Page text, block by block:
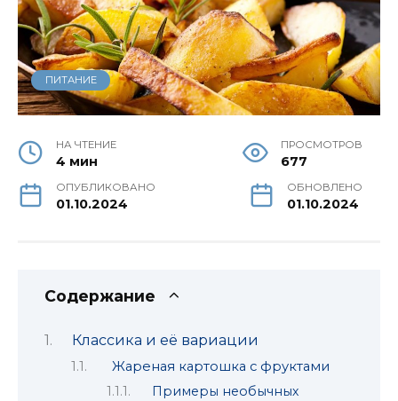
ПИТАНИЕ
НА ЧТЕНИЕ
4 мин
ПРОСМОТРОВ
677
ОПУБЛИКОВАНО
01.10.2024
ОБНОВЛЕНО
01.10.2024
Содержание
Классика и её вариации
Жареная картошка с фруктами
Примеры необычных